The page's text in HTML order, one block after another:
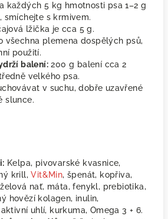
každých 5 kg hmotnosti psa 1–2 g
smíchejte s krmivem.
lžička je cca 5 g.
všechna plemena dospělých psů,
použití.
balení: 200 g balení cca 2
velkého psa.
v suchu, dobře uzavřené
slunce.
Kelpa, pivovarské kvasnice,
krill,Vit&Min, špenát, kopřiva,
nať, máta, fenykl, prebiotika,
hovězí kolagen, inulin,
uhlí, kurkuma, Omega 3 + 6.